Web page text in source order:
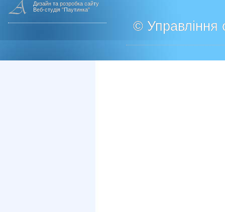
Дизайн та розробка сайту
Веб-студія "Паутинка"
© Управління